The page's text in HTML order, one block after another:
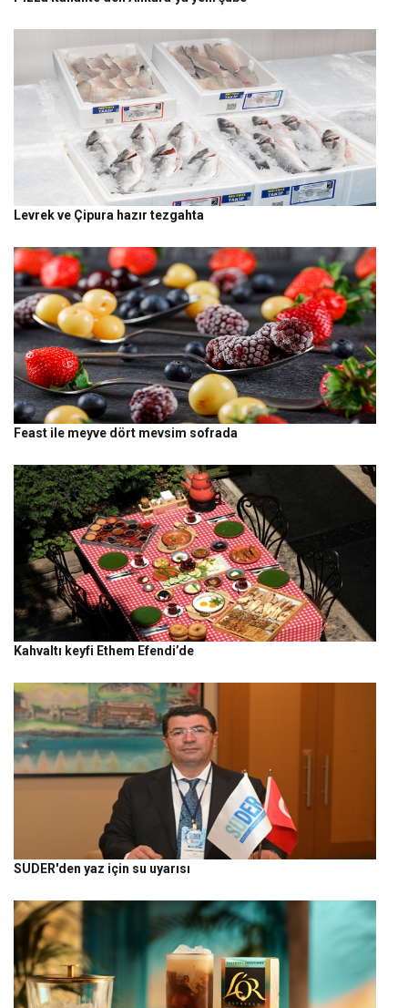
Levrek ve Çipura hazır tezgahta
Feast ile meyve dört mevsim sofrada
Kahvaltı keyfi Ethem Efendi’de
SUDER'den yaz için su uyarısı